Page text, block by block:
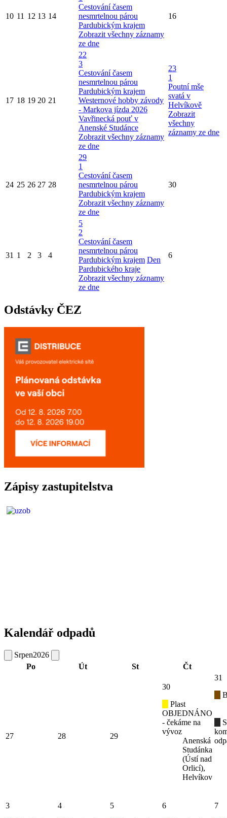
10 11 12 13 14
Cestování časem
nesmrtelnou párou
Pardubickým krajem
Zobrazit všechny záznamy
ze dne
16
17 18 19 20 21
22
3
Cestování časem
nesmrtelnou párou
Pardubickým krajem
Westernové hobby závody
- Markova jízda 2026
Vavřinecká pouť v
Anenské Studánce
Zobrazit všechny záznamy
ze dne
23
1
Poutní mše
svatá v
Helvíkově
Zobrazit
všechny
záznamy ze dne
24 25 26 27 28
29
1
Cestování časem
nesmrtelnou párou
Pardubickým krajem
Zobrazit všechny záznamy
ze dne
30
31 1 2 3 4
5
2
Cestování časem
nesmrtelnou párou
Pardubickým krajem Den
Pardubického kraje
Zobrazit všechny záznamy
ze dne
6
Odstávky ČEZ
Zápisy zastupitelstva
Kalendář odpadů
Srpen2026
Po
Út St Čt
27 28 29
30
Plast
OBJEDNÁNO
- čekáme na
vývoz
Anenská
Studánka
(Ústí nad
Orlicí),
Helvíkov
31
3
4
5
6
7